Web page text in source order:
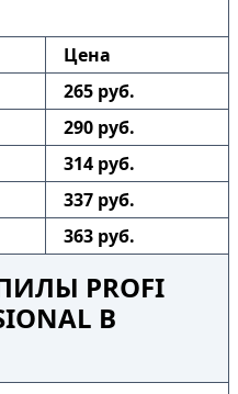
Цена
265 руб.
290 руб.
314 руб.
337 руб.
363 руб.
PROFI
В